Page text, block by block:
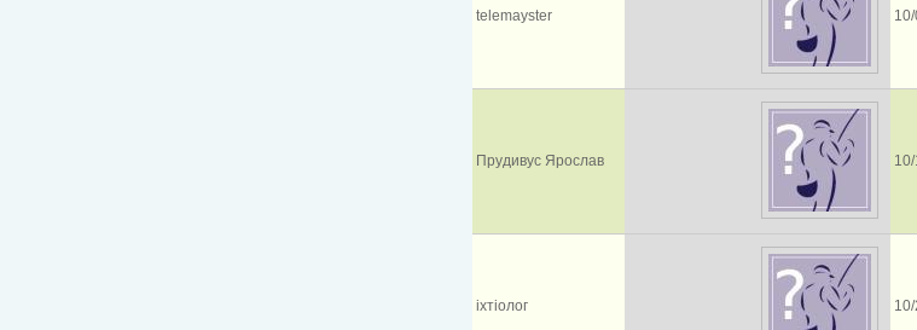
telemayster
Прудивус Ярослав
іхтіолог